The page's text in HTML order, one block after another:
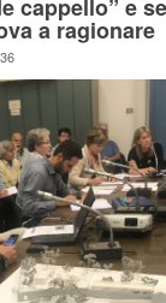
cappello” e
a ragionare